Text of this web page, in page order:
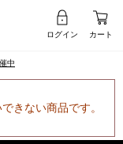
ログイン カート
中
きない商品です。